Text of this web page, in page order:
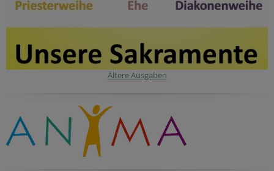
Ältere Ausgaben